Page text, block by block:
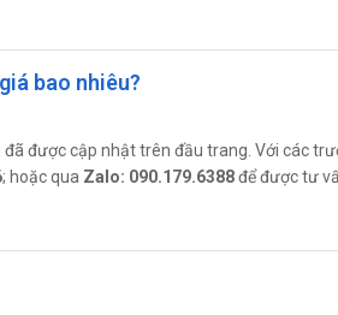
kỳ. Nên ngưng cho con bú.
bao nhiêu?
đã được cập nhật trên đầu trang. Với các
; hoặc qua Zalo: 090.179.6388để được tư